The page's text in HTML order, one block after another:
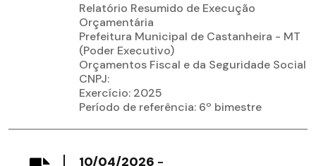
Relatório Resumido de Execução
Orçamentária
Prefeitura Municipal de Castanheira - MT
(Poder Executivo)
Orçamentos Fiscal e da Seguridade Social
CNPJ:
Exercício: 2025
Período de referência: 6º bimestre
10/04/2026 -